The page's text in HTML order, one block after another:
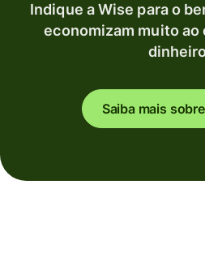
Indique a Wise para o
economizam muito ao
Saiba mais